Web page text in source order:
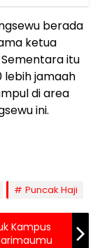
berada
ketua
itu
lebih jamaah
di area
ini.
Puncak Haji
Kampus